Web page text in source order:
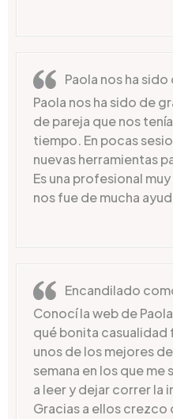
Paola nos ha sido
Paola nos ha sido de
de pareja que nos
tiempo. En pocas
nuevas herramientas
Es una profesional
nos fue de mucha
Encandilado
Conocí la web de
qué bonita casualidad
unos de los mejores
semana en los que
a leer y dejar correr la
Gracias a ellos